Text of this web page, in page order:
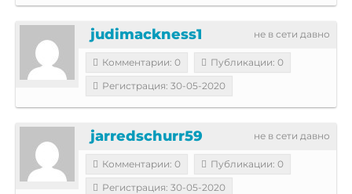
не в сети давно
judimackness1
Комментарии: 0
Публикации: 0
Регистрация: 30-05-2020
не в сети давно
jarredschurr59
Комментарии: 0
Публикации: 0
Регистрация: 30-05-2020